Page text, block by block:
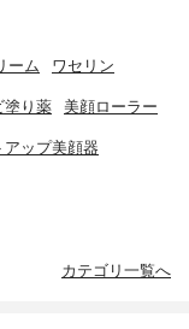
ーム ワセリン
塗り薬 美顔ローラー
アップ美顔器
カテゴリ一覧へ